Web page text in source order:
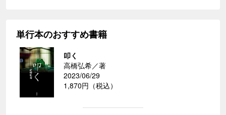
単行本のおすすめ書籍
叩く
高橋弘希／著
2023/06/29
1,870円（税込）